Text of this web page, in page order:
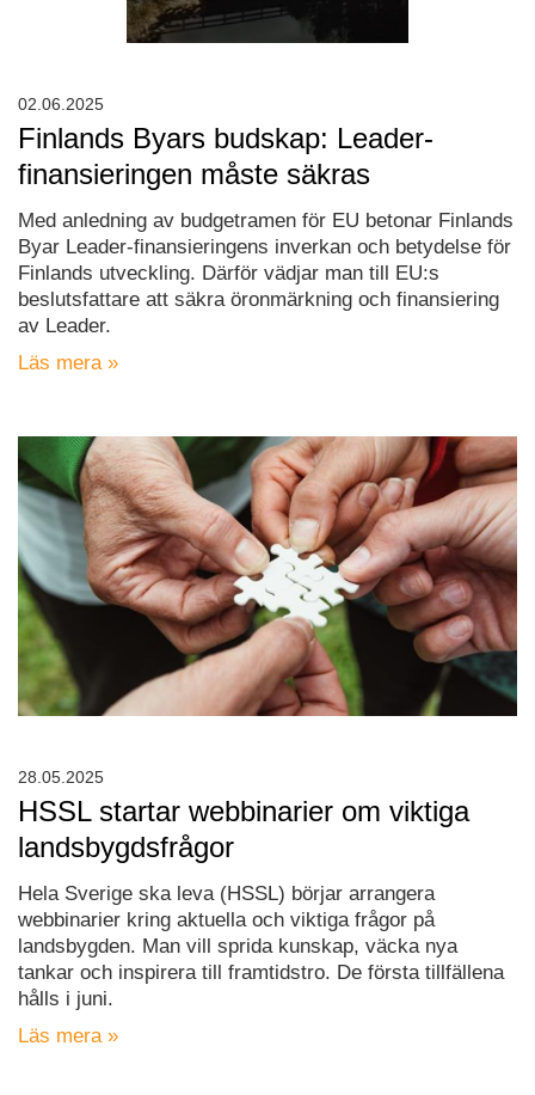
Finlands Byars budskap: Leader-
finansieringen måste säkras
Med anledning av budgetramen för EU betonar Finlands
Byar Leader-finansieringens inverkan och betydelse för
Finlands utveckling. Därför vädjar man till EU:s
beslutsfattare att säkra öronmärkning och finansiering
av Leader.
Läs mera »
02.06.2025
HSSL startar webbinarier om viktiga
landsbygdsfrågor
Hela Sverige ska leva (HSSL) börjar arrangera
webbinarier kring aktuella och viktiga frågor på
landsbygden. Man vill sprida kunskap, väcka nya
tankar och inspirera till framtidstro. De första tillfällena
hålls i juni.
Läs mera »
28.05.2025